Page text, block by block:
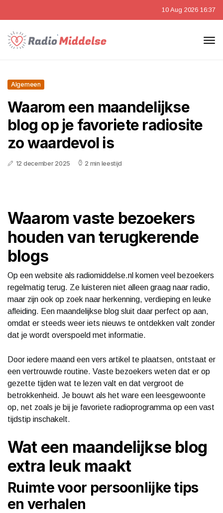
10 Aug 2026 16:37
Algemeen
Waarom een maandelijkse
blog op je favoriete radiosite
zo waardevol is
12 december 2025 2 min leestijd
Waarom vaste bezoekers
houden van terugkerende
blogs
Op een website als radiomiddelse.nl komen veel bezoekers
regelmatig terug. Ze luisteren niet alleen graag naar radio,
maar zijn ook op zoek naar herkenning, verdieping en leuke
afleiding. Een maandelijkse blog sluit daar perfect op aan,
omdat er steeds weer iets nieuws te ontdekken valt zonder
dat je wordt overspoeld met informatie.
Door iedere maand een vers artikel te plaatsen, ontstaat er
een vertrouwde routine. Vaste bezoekers weten dat er op
gezette tijden wat te lezen valt en dat vergroot de
betrokkenheid. Je bouwt als het ware een leesgewoonte
op, net zoals je bij je favoriete radioprogramma op een vast
tijdstip inschakelt.
Wat een maandelijkse blog
extra leuk maakt
Ruimte voor persoonlijke tips
en verhalen